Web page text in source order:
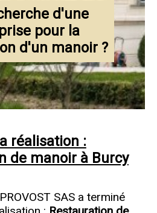
d'une
pour la
d'un manoir ?
réalisation :
de manoir à Burcy
SAS a terminé